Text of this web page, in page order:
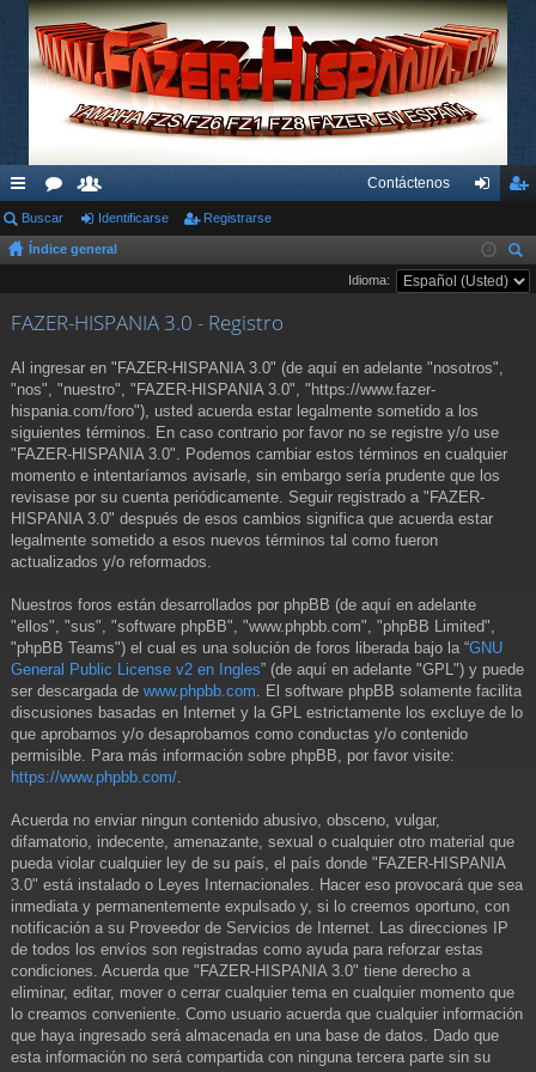
nl
ac
rá
pi
do
s
or
os
su
ari
Contáctenos
nti
fic
se
ist
ra
Buscar Identificarse Registrarse
Índice general
us
Idioma:
FAZER-HISPANIA 3.0 - Registro
Al ingresar en "FAZER-HISPANIA 3.0" (de aquí en adelante "nosotros",
"nos", "nuestro", "FAZER-HISPANIA 3.0", "https://www.fazer-
hispania.com/foro"), usted acuerda estar legalmente sometido a los
siguientes términos. En caso contrario por favor no se registre y/o use
"FAZER-HISPANIA 3.0". Podemos cambiar estos términos en cualquier
momento e intentaríamos avisarle, sin embargo sería prudente que los
revisase por su cuenta periódicamente. Seguir registrado a "FAZER-
HISPANIA 3.0" después de esos cambios significa que acuerda estar
legalmente sometido a esos nuevos términos tal como fueron
actualizados y/o reformados.
Nuestros foros están desarrollados por phpBB (de aquí en adelante
"ellos", "sus", "software phpBB", "www.phpbb.com", "phpBB Limited",
"phpBB Teams") el cual es una solución de foros liberada bajo la “GNU
General Public License v2 en Ingles” (de aquí en adelante "GPL") y puede
ser descargada de www.phpbb.com . El software phpBB solamente facilita
discusiones basadas en Internet y la GPL estrictamente los excluye de lo
que aprobamos y/o desaprobamos como conductas y/o contenido
permisible. Para más información sobre phpBB, por favor visite:
https://www.phpbb.com/
Acuerda no enviar ningun contenido abusivo, obsceno, vulgar,
difamatorio, indecente, amenazante, sexual o cualquier otro material que
pueda violar cualquier ley de su país, el país donde "FAZER-HISPANIA
3.0" está instalado o Leyes Internacionales. Hacer eso provocará que sea
inmediata y permanentemente expulsado y, si lo creemos oportuno, con
notificación a su Proveedor de Servicios de Internet. Las direcciones IP
de todos los envíos son registradas como ayuda para reforzar estas
condiciones. Acuerda que "FAZER-HISPANIA 3.0" tiene derecho a
eliminar, editar, mover o cerrar cualquier tema en cualquier momento que
lo creamos conveniente. Como usuario acuerda que cualquier información
que haya ingresado será almacenada en una base de datos. Dado que
esta información no será compartida con ninguna tercera parte sin su